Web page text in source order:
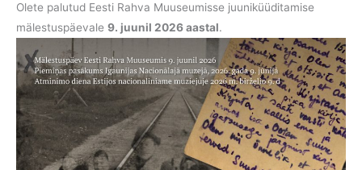
Olete palutud Eesti Rahva Muuseumisse juuniküüditamise
mälestuspäevale 9. juunil 2026 aastal.